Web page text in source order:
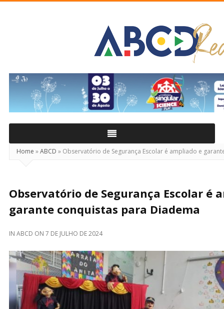
Real
Home »ABCD » Observatório de Segurança Escolar é ampliado e
Observatório de Segurança Escolar é
garante conquistas para Diadema
IN ABCD ON 7 DE JULHO DE 2024